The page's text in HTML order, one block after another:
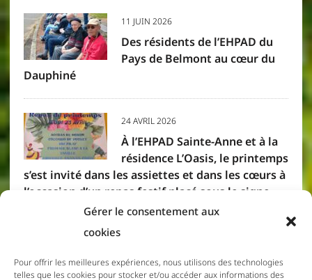
Gérer le consentement aux
cookies
Pour offrir les meilleures expériences, nous utilisons des technologies
telles que les cookies pour stocker et/ou accéder aux informations des
11 JUIN 2026
Des résidents de l’EHPAD du
Pays de Belmont au cœur du
Dauphiné
24 AVRIL 2026
À l’EHPAD Sainte-Anne et à la
résidence L’Oasis, le printemps
s’est invité dans les assiettes et dans les cœurs à
l’occasion d’un repas festif placé sous le signe
des saveurs créoles. Résidents et membres du
personnel se sont réunis pour partager un
moment convivial, où la gourmandise et la
bonne humeur étaient à l’honneur.